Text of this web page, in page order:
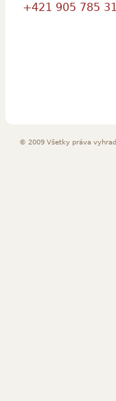
+421 905 785
© 2009 Všetky práva